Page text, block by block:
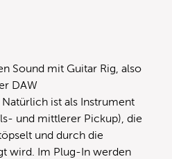
Sound mit Guitar Rig, also
DAW
ist als Instrument
und mittlerer Pickup), die
und durch die
wird. Im Plug-In werden